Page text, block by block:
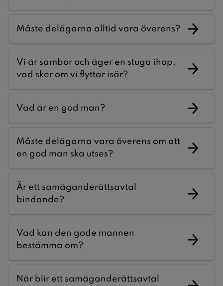
Måste delägarna alltid vara överens?
Vi är sambor och äger en stuga ihop,
vad sker om vi flyttar isär?
Vad är en god man?
Måste delägarna vara överens om att
en god man ska utses?
Är ett samäganderättsavtal
bindande?
Vad kan den gode mannen
bestämma om?
När blir ett samäganderättsavtal